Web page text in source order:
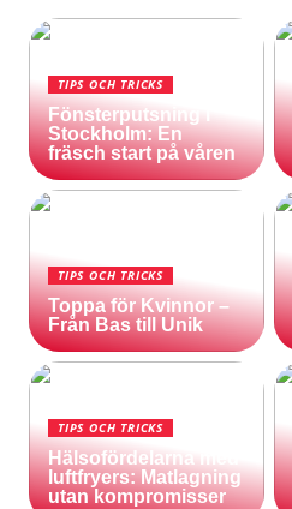
TIPS OCH TRICKS
Fönsterputsning i
Stockholm: En
fräsch start på våren
TIPS OCH TRICKS
Toppa för Kvinnor –
Från Bas till Unik
TIPS OCH TRICKS
Hälsofördelarna med
luftfryers: Matlagning
utan kompromisser